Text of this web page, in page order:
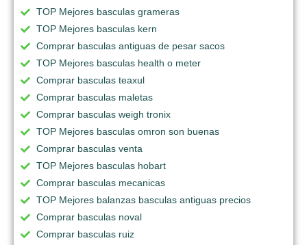
TOP Mejores basculas grameras
TOP Mejores basculas kern
Comprar basculas antiguas de pesar sacos
TOP Mejores basculas health o meter
Comprar basculas teaxul
Comprar basculas maletas
Comprar basculas weigh tronix
TOP Mejores basculas omron son buenas
Comprar basculas venta
TOP Mejores basculas hobart
Comprar basculas mecanicas
TOP Mejores balanzas basculas antiguas precios
Comprar basculas noval
Comprar basculas ruiz